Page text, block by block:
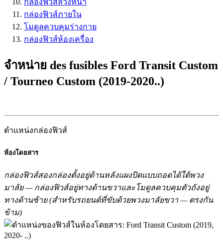
กล่องฟิวส์ภายใน
โมดูลควบคุมร่างกาย
กล่องฟิวส์ห้องเครื่อง
จำหน่าย des fusibles Ford Transit Custom
/ Tourneo Custom (2019-2020..)
ตำแหน่งกล่องฟิวส์
ห้องโดยสาร
กล่องฟิวส์สองกล่องตั้งอยู่ด้านหลังแผงปิดแบบถอดได้ใต้พวง
มาลัย — กล่องฟิวส์อยู่ทางด้านขวาและโมดูลควบคุมตัวถังอยู่
ทางด้านซ้าย (สำหรับรถยนต์ที่ขับด้วยพวงมาลัยขวา — ตรงกัน
ข้าม)